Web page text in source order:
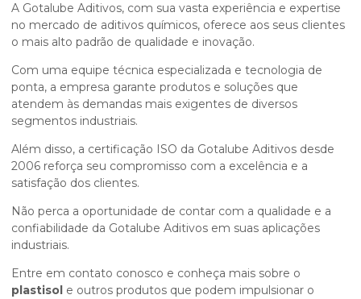
A Gotalube Aditivos, com sua vasta experiência e expertise
no mercado de aditivos químicos, oferece aos seus clientes
o mais alto padrão de qualidade e inovação.
Com uma equipe técnica especializada e tecnologia de
ponta, a empresa garante produtos e soluções que
atendem às demandas mais exigentes de diversos
segmentos industriais.
Além disso, a certificação ISO da Gotalube Aditivos desde
2006 reforça seu compromisso com a excelência e a
satisfação dos clientes.
Não perca a oportunidade de contar com a qualidade e a
confiabilidade da Gotalube Aditivos em suas aplicações
industriais.
Entre em contato conosco e conheça mais sobre o
plastisol e outros produtos que podem impulsionar o